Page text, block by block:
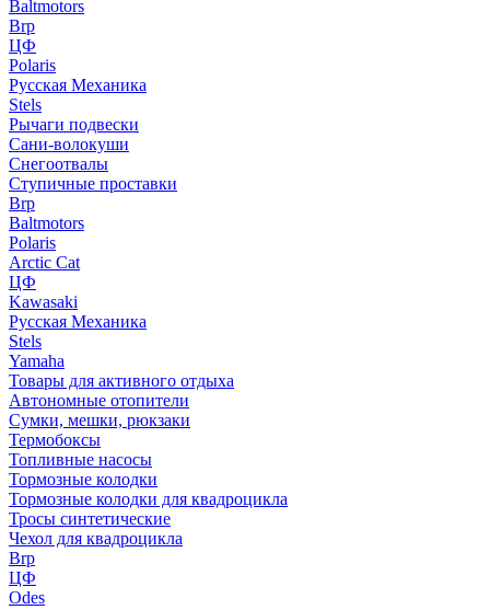
Baltmotors
Brp
ЦФ
Polaris
Русская Механика
Stels
Рычаги подвески
Сани-волокуши
Снегоотвалы
Ступичные проставки
Brp
Baltmotors
Polaris
Arctic Cat
ЦФ
Kawasaki
Русская Механика
Stels
Yamaha
Товары для активного отдыха
Автономные отопители
Сумки, мешки, рюкзаки
Термобоксы
Топливные насосы
Тормозные колодки
Тормозные колодки для квадроцикла
Тросы синтетические
Чехол для квадроцикла
Brp
ЦФ
Odes